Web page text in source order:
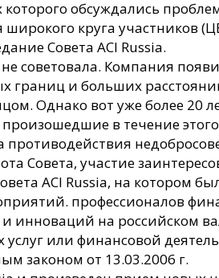
которого обсуждались
круга участников
Совета ACI Russia.
советовала. Компания
границ и больших
Однако вот уже более 20
в течение
Совета, участие
ACI Russia, на котором
профессионалов
и инноваций на российском
или финансовой
законом от 13.03.2006 г.